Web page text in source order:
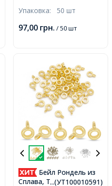
Петлей для Бусин с
9x5x1мм, Отверстие
Упаковка: 50 шт
97,00 грн. / 50 шт
...(УТ100010591)
Бейл Рондель из
Сплава, Тибетский